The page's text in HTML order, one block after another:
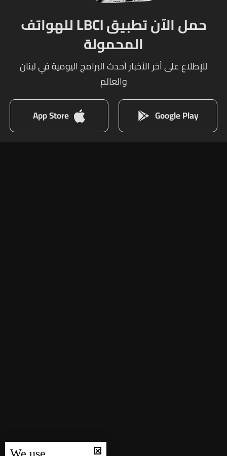
حمل الآن تطبيق LBCI للهواتف
المحمولة
للإطلاع على أخر الأخبار أحدث البرامج اليومية في لبنان
والعالم
Google Play
App Store